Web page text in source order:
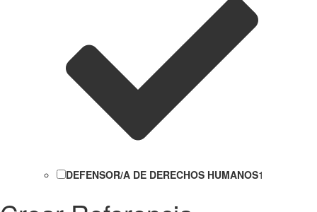
DEFENSOR/A DE DERECHOS HUMANOS1